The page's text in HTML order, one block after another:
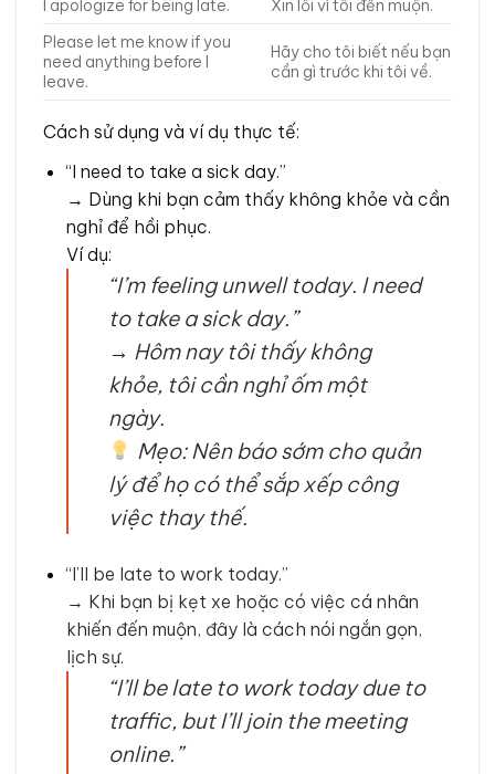
I apologize for being late.
Xin lỗi vì tôi đến muộn.
Please let me know if you
need anything before I
leave.
Hãy cho tôi biết nếu bạn
cần gì trước khi tôi về.
Cách sử dụng và ví dụ thực tế:
“I need to take a sick day.”
→ Dùng khi bạn cảm thấy không khỏe và cần
nghỉ để hồi phục.
Ví dụ:
“I’m feeling unwell today. I need
to take a sick day.”
→ Hôm nay tôi thấy không
khỏe, tôi cần nghỉ ốm một
ngày.
Mẹo: Nên báo sớm cho quản
lý để họ có thể sắp xếp công
việc thay thế.
“I’ll be late to work today.”
→ Khi bạn bị kẹt xe hoặc có việc cá nhân
khiến đến muộn, đây là cách nói ngắn gọn,
lịch sự.
“I’ll be late to work today due to
traffic, but I’ll join the meeting
online.”